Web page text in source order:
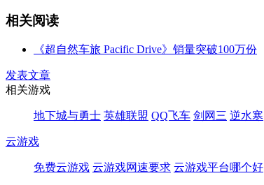
相关阅读
《超自然车旅 Pacific Drive》销量突破100万份
发表文章
相关游戏
地下城与勇士 英雄联盟 QQ飞车 剑网三 逆水寒
云游戏
免费云游戏 云游戏网速要求 云游戏平台哪个好